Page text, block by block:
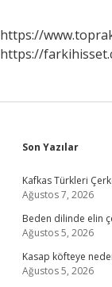
https://
https://
Son Yazılar
Kafkas Türkleri
Ağustos 7, 2026
Beden dilinde elin
Ağustos 5, 2026
Kasap köfteye
Ağustos 5, 2026